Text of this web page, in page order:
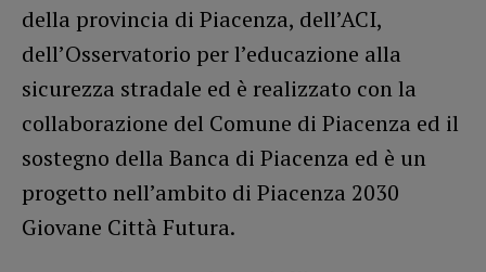
della provincia di Piacenza, dell’ACI,
dell’Osservatorio per l’educazione alla
sicurezza stradale ed è realizzato con la
collaborazione del Comune di Piacenza ed il
sostegno della Banca di Piacenza ed è un
progetto nell’ambito di Piacenza 2030
Giovane Città Futura.